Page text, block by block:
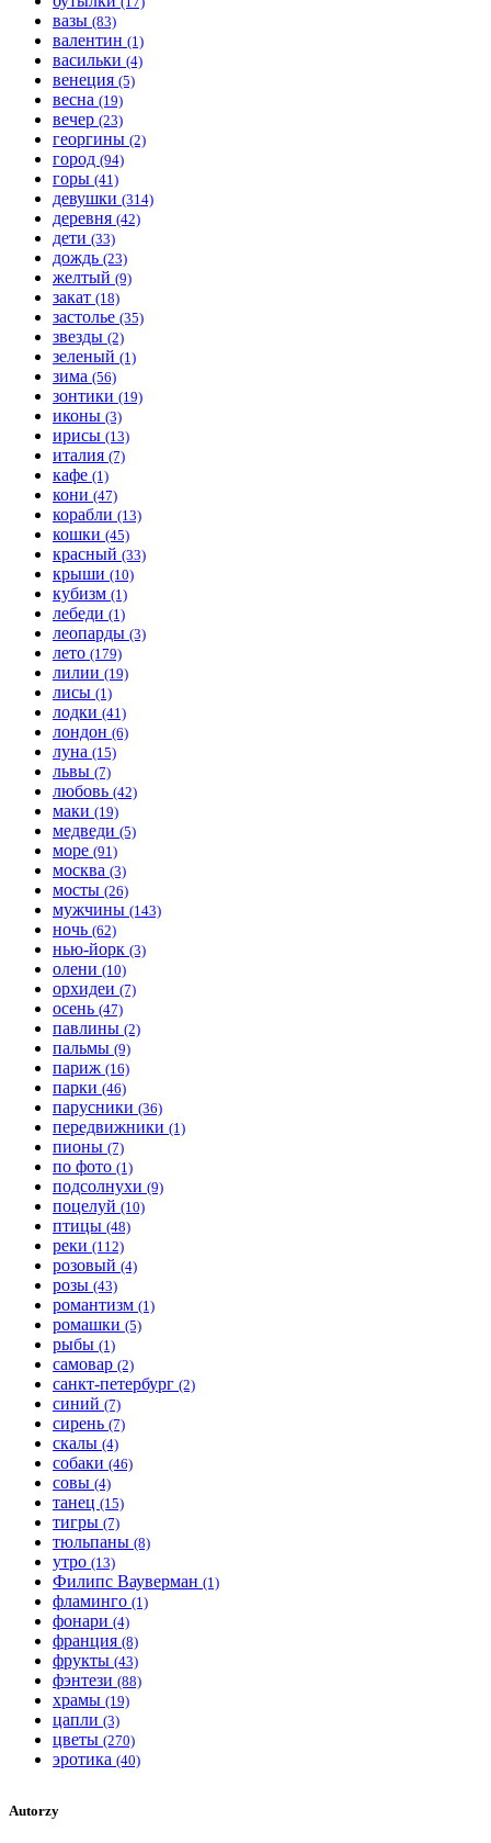
вазы (83)
валентин (1)
васильки (4)
венеция (5)
весна (19)
вечер (23)
георгины (2)
город (94)
горы (41)
девушки (314)
деревня (42)
дети (33)
дождь (23)
желтый (9)
закат (18)
застолье (35)
звезды (2)
зеленый (1)
зима (56)
зонтики (19)
иконы (3)
ирисы (13)
италия (7)
кафе (1)
кони (47)
корабли (13)
кошки (45)
красный (33)
крыши (10)
кубизм (1)
лебеди (1)
леопарды (3)
лето (179)
лилии (19)
лисы (1)
лодки (41)
лондон (6)
луна (15)
львы (7)
любовь (42)
маки (19)
медведи (5)
море (91)
москва (3)
мосты (26)
мужчины (143)
ночь (62)
нью-йорк (3)
олени (10)
орхидеи (7)
осень (47)
павлины (2)
пальмы (9)
париж (16)
парки (46)
парусники (36)
передвижники (1)
пионы (7)
по фото (1)
подсолнухи (9)
поцелуй (10)
птицы (48)
реки (112)
розовый (4)
розы (43)
романтизм (1)
ромашки (5)
рыбы (1)
самовар (2)
санкт-петербург (2)
синий (7)
сирень (7)
скалы (4)
собаки (46)
совы (4)
танец (15)
тигры (7)
тюльпаны (8)
утро (13)
Филипс Вауверман (1)
фламинго (1)
фонари (4)
франция (8)
фрукты (43)
фэнтези (88)
храмы (19)
цапли (3)
цветы (270)
эротика (40)
Autorzy